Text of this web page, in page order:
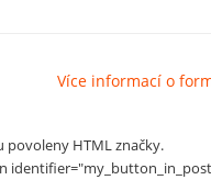
Více informací o
povoleny HTML značky.